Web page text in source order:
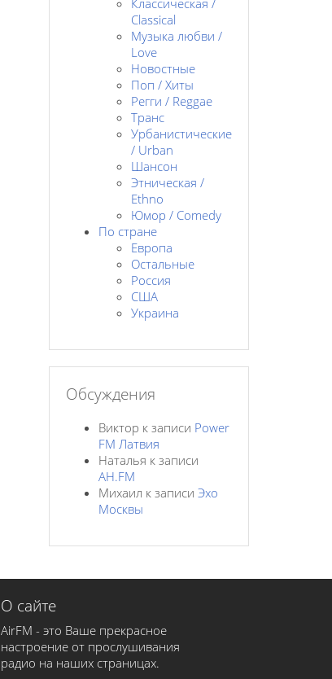
Классическая /
Classical
Музыка любви /
Love
Новостные
Поп / Хиты
Регги / Reggae
Транс
Урбанистические
/ Urban
Шансон
Этническая /
Ethno
Юмор / Comedy
По стране
Европа
Остальные
Россия
США
Украина
Обсуждения
Виктор к записи Power
FM Латвия
Наталья к записи
AH.FM
Михаил к записи Эхо
Москвы
О сайте
AirFM - это Ваше прекрасное
настроение от прослушивания
радио на наших страницах.